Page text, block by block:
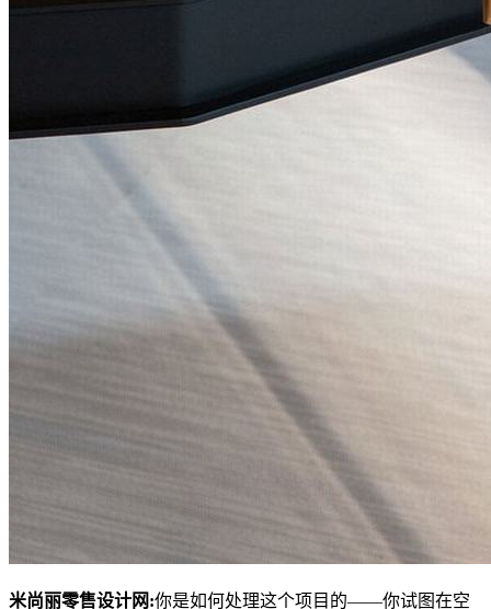
米尚丽零售设计网:你是如何处理这个项目的——你试图在空